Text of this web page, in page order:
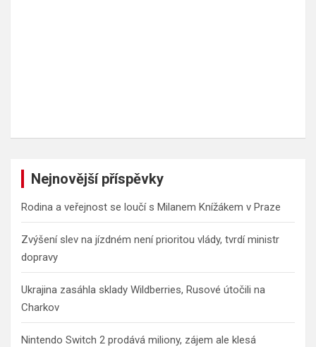
Nejnovější příspěvky
Rodina a veřejnost se loučí s Milanem Knížákem v Praze
Zvýšení slev na jízdném není prioritou vlády, tvrdí ministr
dopravy
Ukrajina zasáhla sklady Wildberries, Rusové útočili na
Charkov
Nintendo Switch 2 prodává miliony, zájem ale klesá